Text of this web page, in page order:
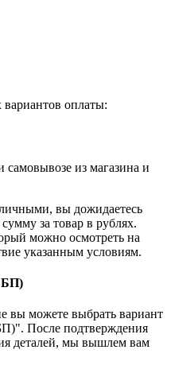
оплаты:
из магазина и
вы дожидаетесь
за товар в рублях.
можно осмотреть на
указанным условиям.
вы можете выбрать вариант
После подтверждения
деталей, мы вышлем вам